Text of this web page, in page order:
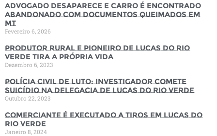
Advogado desaparece e carro é encontrado
abandonado com documentos queimados em
MT
Fevereiro 6, 2026
Produtor rural e pioneiro de Lucas do Rio
Verde tira a própria vida
Dezembro 6, 2023
Polícia Civil de luto: Investigador comete
suicídio na Delegacia de Lucas do Rio Verde
Outubro 22, 2023
Comerciante é executado a tiros em Lucas do
Rio Verde
Janeiro 8, 2024